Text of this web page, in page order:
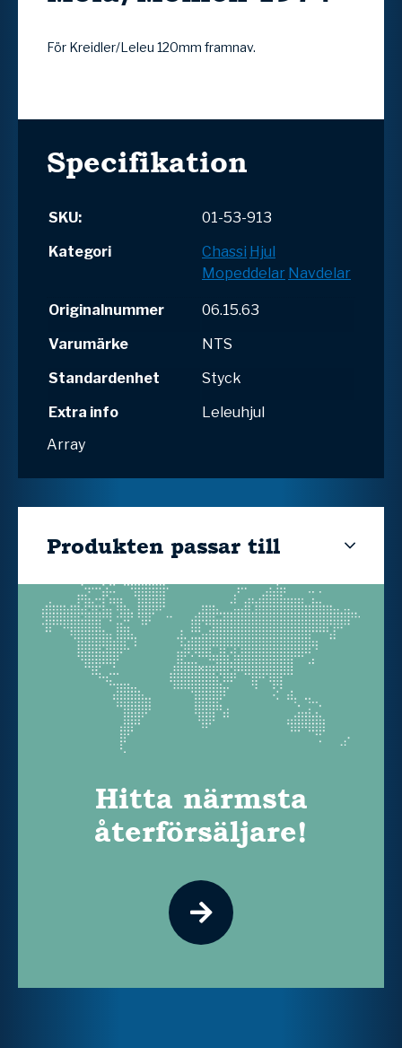
För Kreidler/Leleu 120mm framnav.
Specifikation
SKU:
01-53-913
Kategori
Chassi Hjul
Mopeddelar Navdelar
Originalnummer
06.15.63
Varumärke
NTS
Standardenhet
Styck
Extra info
Leleuhjul
Array
Produkten passar till
Hitta närmsta
återförsäljare!